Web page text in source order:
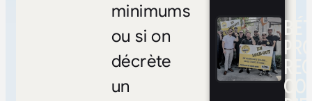
minimums
ou si on
décrète
un